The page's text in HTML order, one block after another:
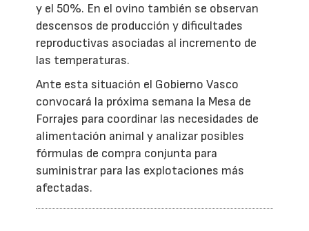
y el 50%. En el ovino también se observan
descensos de producción y dificultades
reproductivas asociadas al incremento de
las temperaturas.
Ante esta situación el Gobierno Vasco
convocará la próxima semana la Mesa de
Forrajes para coordinar las necesidades de
alimentación animal y analizar posibles
fórmulas de compra conjunta para
suministrar para las explotaciones más
afectadas.